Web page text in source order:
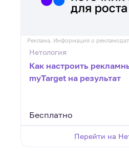
Реклама. Информация о
Нетология
Как настроить
myTarget на результат
Бесплатно
Перейти на